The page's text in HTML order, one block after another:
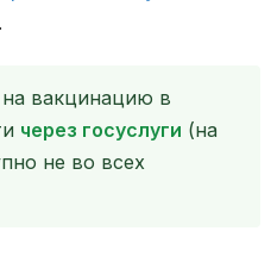
.
вакцинацию в
через госуслуги (на
не во всех